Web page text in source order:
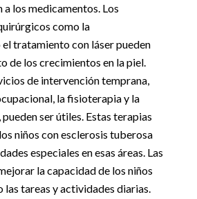
a los medicamentos. Los
como la
tratamiento con láser pueden
de los crecimientos en la piel.
de intervención temprana,
la fisioterapia y la
ser útiles. Estas terapias
niños con esclerosis tuberosa
especiales en esas áreas. Las
la capacidad de los niños
las tareas y actividades diarias.